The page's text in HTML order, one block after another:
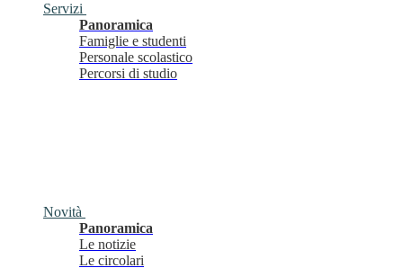
Servizi
Panoramica
Famiglie e studenti
Personale scolastico
Percorsi di studio
Novità
Panoramica
Le notizie
Le circolari